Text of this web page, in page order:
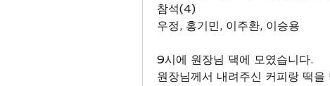
참석(4)
우정, 홍기민, 이주환, 이승용
9시에 원장님 댁에 모였습니다.
원장님께서 내려주신 커피랑 떡